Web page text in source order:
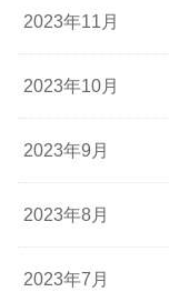
2023年11月
2023年10月
2023年9月
2023年8月
2023年7月